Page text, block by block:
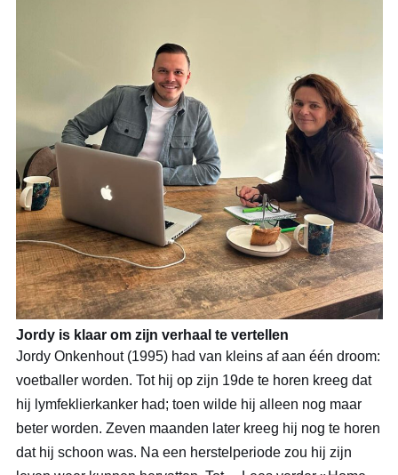
Jordy is klaar om zijn verhaal te vertellen
Jordy Onkenhout (1995) had van kleins af aan één droom:
voetballer worden. Tot hij op zijn 19de te horen kreeg dat
hij lymfeklierkanker had; toen wilde hij alleen nog maar
beter worden. Zeven maanden later kreeg hij nog te horen
dat hij schoon was. Na een herstelperiode zou hij zijn